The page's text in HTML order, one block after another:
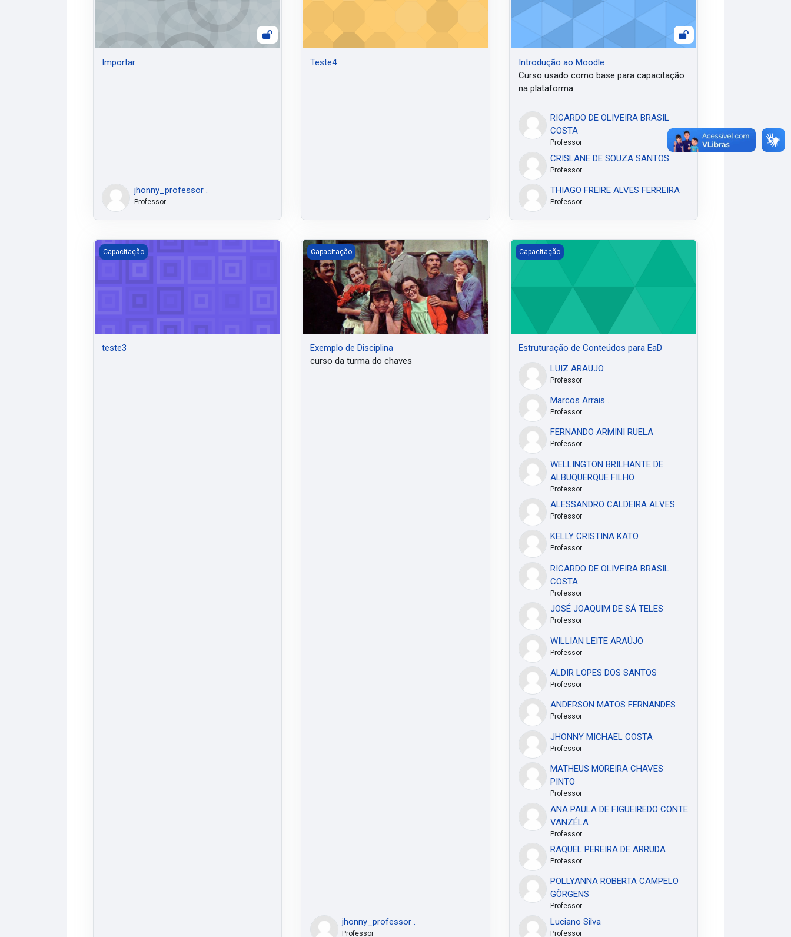
Importar
jhonny_professor .
Professor
Teste4
Introdução ao Moodle
Curso usado como base para capacitação
na plataforma
RICARDO DE OLIVEIRA BRASIL
COSTA
Professor
CRISLANE DE SOUZA SANTOS
Professor
THIAGO FREIRE ALVES FERREIRA
Professor
teste3
Capacitação
teste3
Exemplo de Disciplina
Capacitação
Exemplo de Disciplina
curso da turma do chaves
jhonny_professor .
Professor
Estruturação de Conteúdos para EaD
Capacitação
Estruturação de Conteúdos para EaD
LUIZ ARAUJO .
Professor
Marcos Arrais .
Professor
FERNANDO ARMINI RUELA
Professor
WELLINGTON BRILHANTE DE
ALBUQUERQUE FILHO
Professor
ALESSANDRO CALDEIRA ALVES
Professor
KELLY CRISTINA KATO
Professor
RICARDO DE OLIVEIRA BRASIL
COSTA
Professor
JOSÉ JOAQUIM DE SÁ TELES
Professor
WILLIAN LEITE ARAÚJO
Professor
ALDIR LOPES DOS SANTOS
Professor
ANDERSON MATOS FERNANDES
Professor
JHONNY MICHAEL COSTA
Professor
MATHEUS MOREIRA CHAVES
PINTO
Professor
ANA PAULA DE FIGUEIREDO CONTE
VANZÉLA
Professor
RAQUEL PEREIRA DE ARRUDA
Professor
POLLYANNA ROBERTA CAMPELO
GÖRGENS
Professor
Luciano Silva
Professor